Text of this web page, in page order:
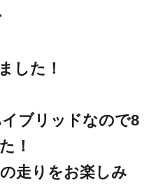
した！
ブリッドなので8
！
走りをお楽しみ